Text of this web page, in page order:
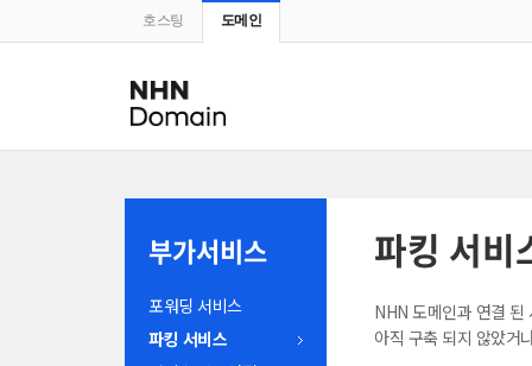
호스팅 도메인
부가서비스
포워딩 서비스
파킹 서비스
파킹 서비
NHN 도메인과 연결 된
아직 구축 되지 않았거